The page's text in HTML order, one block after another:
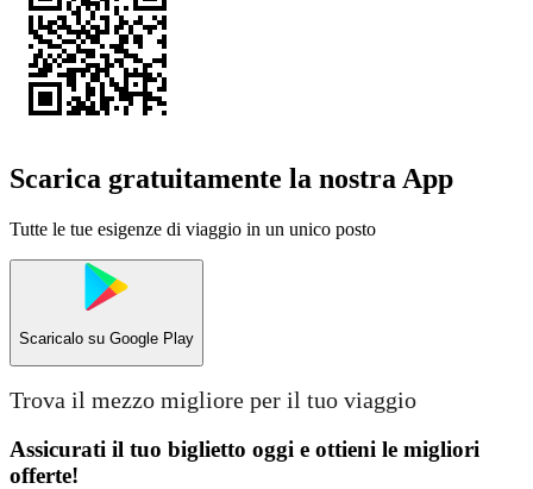
Scarica gratuitamente la nostra App
Tutte le tue esigenze di viaggio in un unico posto
Scaricalo su Google Play
Trova il mezzo migliore per il tuo viaggio
Assicurati il ​​tuo biglietto oggi e ottieni le migliori
offerte!